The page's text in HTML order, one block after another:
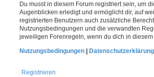
Du musst in diesem Forum registriert sein, um
Augenblicken erledigt und ermöglicht dir, auf
registrierten Benutzern auch zusätzliche
Nutzungsbedingungen und die verwandten
jeweiligen Forenregeln, wenn du dich in
Nutzungsbedingungen
Datenschutzerklärung
Registrieren